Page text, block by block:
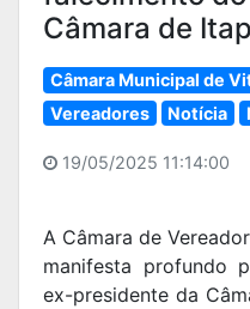
Câmara de
Câmara Municipal de
Vereadores
Notícia
19/05/2025 11:14:00
A Câmara de
manifesta profundo
ex-presidente da